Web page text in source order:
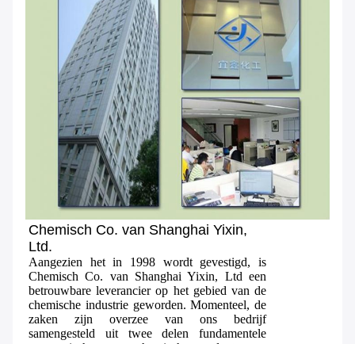
Chemisch Co. van Shanghai Yixin,
Ltd.
Aangezien het in 1998 wordt gevestigd, is
Chemisch Co. van Shanghai Yixin, Ltd een
betrouwbare leverancier op het gebied van de
chemische industrie geworden. Momenteel, de
zaken zijn overzee van ons bedrijf
samengesteld uit twee delen fundamentele